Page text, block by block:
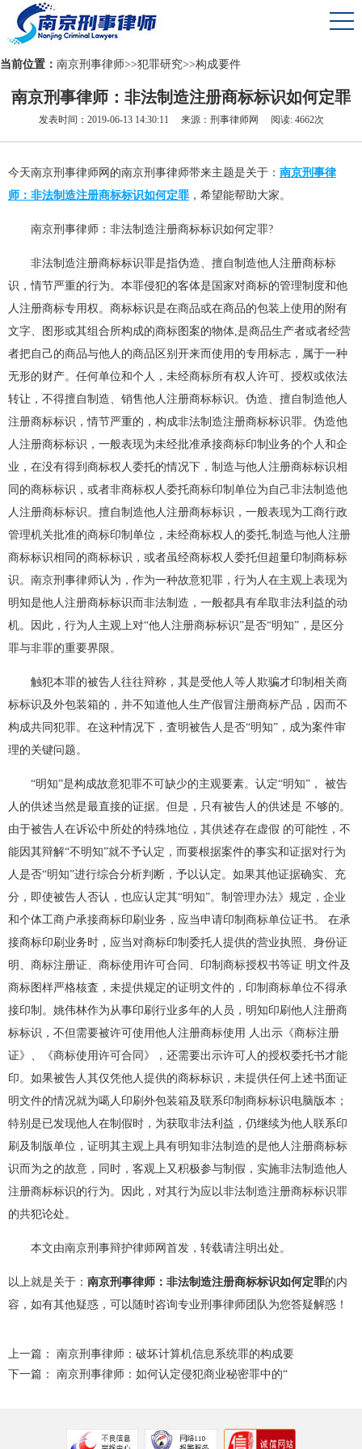
当前位置： 南京刑事律师>>犯罪研究>>构成要件
南京刑事律师：非法制造注册商标标识如何定罪
发表时间：2019-06-13 14:30:11 来源：刑事律师网 阅读: 4662次
今天南京刑事律师网的南京刑事律师带来主题是关于： 南京刑事律
师：非法制造注册商标标识如何定罪 ，希望能帮助大家。
南京刑事律师：非法制造注册商标标识如何定罪?
非法制造注册商标标识罪是指伪造、擅自制造他人注册商标标
识，情节严重的行为。本罪侵犯的客体是国家对商标的管理制度和他
人注册商标专用权。商标标识是在商品或在商品的包装上使用的附有
文字、图形或其组合所构成的商标图案的物体,是商品生产者或者经营
者把自己的商品与他人的商品区别开来而使用的专用标志，属于一种
无形的财产。任何单位和个人，未经商标所有权人许可、授权或依法
转让，不得擅自制造、销售他人注册商标标识。伪造、擅自制造他人
注册商标标识，情节严重的，构成非法制造注册商标标识罪。伪造他
人注册商标标识，一般表现为未经批准承接商标印制业务的个人和企
业，在没有得到商标权人委托的情况下，制造与他人注册商标标识相
同的商标标识，或者非商标权人委托商标印制单位为自己非法制造他
人注册商标标识。擅自制造他人注册商标标识，一般表现为工商行政
管理机关批准的商标印制单位，未经商标权人的委托,制造与他人注册
商标标识相同的商标标识，或者虽经商标权人委托但超量印制商标标
识。南京刑事律师认为，作为一种故意犯罪，行为人在主观上表现为
明知是他人注册商标标识而非法制造，一般都具有牟取非法利益的动
机。因此，行为人主观上对“他人注册商标标识”是否“明知”，是区分
罪与非罪的重要界限。
触犯本罪的被告人往往辩称，其是受他人等人欺骗才印制相关商
标标识及外包装箱的，并不知道他人生产假冒注册商标产品，因而不
构成共同犯罪。在这种情况下，査明被告人是否“明知”，成为案件审
理的关键问题。
“明知”是构成故意犯罪不可缺少的主观要素。认定“明知”， 被告
人的供述当然是最直接的证据。但是，只有被告人的供述是 不够的。
由于被告人在诉讼中所处的特殊地位，其供述存在虚假 的可能性，不
能因其辩解“不明知”就不予认定，而要根据案件的事实和证据对行为
人是否“明知”进行综合分析判断，予以认定。如果其他证据确实、充
分，即使被告人否认，也应认定其“明知”。制管理办法》规定，企业
和个体工商户承接商标印刷业务，应当申请印制商标单位证书。 在承
接商标印刷业务时，应当对商标印制委托人提供的营业执照、身份证
明、商标注册证、商标使用许可合同、印制商标授权书等证 明文件及
商标图样严格核査，未提供规定的证明文件的，印制商标单位不得承
接印制。姚伟林作为从事印刷行业多年的人员，明知印刷他人注册商
标标识，不但需要被许可使用他人注册商标使用 人出示《商标注册
证》、《商标使用许可合同》，还需要出示许可人的授权委托书才能
印。如果被告人其仅凭他人提供的商标标识，未提供任何上述书面证
明文件的情况就为噶人印刷外包装箱及联系印制商标标识电脑版本；
特别是已发现他人在制假时，为获取非法利益，仍继续为他人联系印
刷及制版单位，证明其主观上具有明知非法制造的是他人注册商标标
识而为之的故意，同时，客观上又积极参与制假，实施非法制造他人
注册商标标识的行为。因此，对其行为应以非法制造注册商标标识罪
的共犯论处。
本文由南京刑事辩护律师网首发，转载请注明出处。
以上就是关于： 南京刑事律师：非法制造注册商标标识如何定罪的内
容，如有其他疑惑，可以随时咨询专业刑事律师团队为您答疑解惑！
上一篇： 南京刑事律师：破坏计算机信息系统罪的构成要
下一篇： 南京刑事律师：如何认定侵犯商业秘密罪中的“